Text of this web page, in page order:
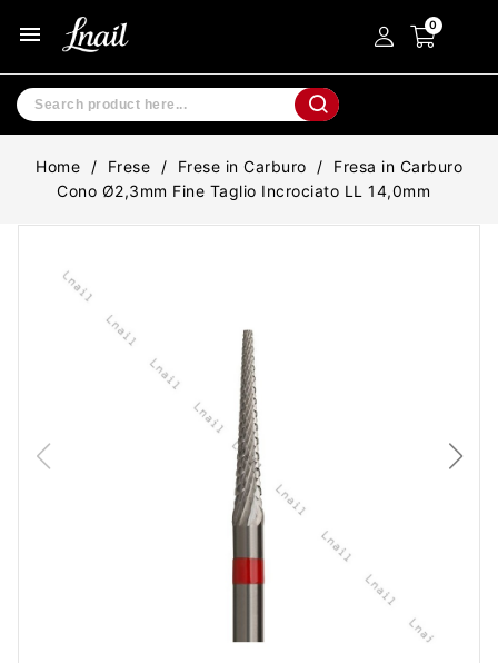
menu
Home Frese Frese in Carburo
Fresa in Carburo
Cono Ø2,3mm Fine Taglio Incrociato LL 14,0mm